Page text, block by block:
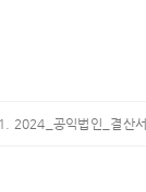
2024_공익법인_결산